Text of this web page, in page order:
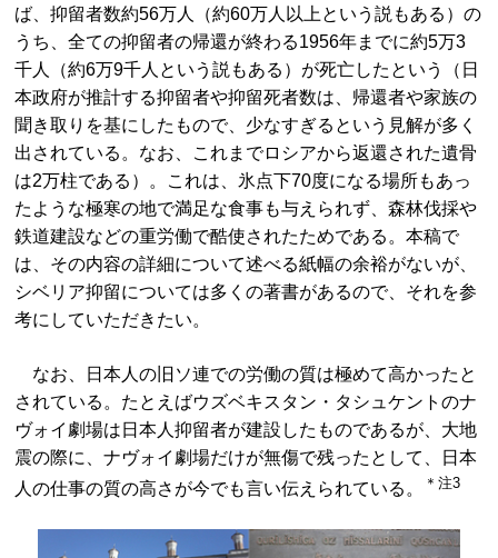
ば、抑留者数約56万人（約60万人以上という説もある）の
うち、全ての抑留者の帰還が終わる1956年までに約5万3
千人（約6万9千人という説もある）が死亡したという（日
本政府が推計する抑留者や抑留死者数は、帰還者や家族の
聞き取りを基にしたもので、少なすぎるという見解が多く
出されている。なお、これまでロシアから返還された遺骨
は2万柱である）。これは、氷点下70度になる場所もあっ
たような極寒の地で満足な食事も与えられず、森林伐採や
鉄道建設などの重労働で酷使されたためである。本稿で
は、その内容の詳細について述べる紙幅の余裕がないが、
シベリア抑留については多くの著書があるので、それを参
考にしていただきたい。
なお、日本人の旧ソ連での労働の質は極めて高かったと
されている。たとえばウズベキスタン・タシュケントのナ
ヴォイ劇場は日本人抑留者が建設したものであるが、大地
震の際に、ナヴォイ劇場だけが無傷で残ったとして、日本
人の仕事の質の高さが今でも言い伝えられている。
＊注3